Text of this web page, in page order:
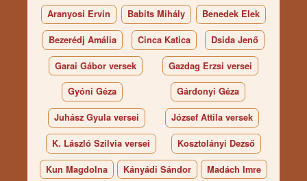
Aranyosi Ervin Babits Mihály Benedek Elek
Bezerédj Amália Cinca Katica Dsida Jenő
Garai Gábor versek Gazdag Erzsi versei
Gyóni Géza Gárdonyi Géza
Juhász Gyula versei József Attila versek
K. László Szilvia versei Kosztolányi Dezső
Kun Magdolna Kányádi Sándor Madách Imre